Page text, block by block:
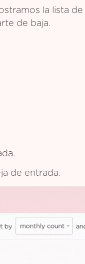
la lista
de baja.
de entrada.